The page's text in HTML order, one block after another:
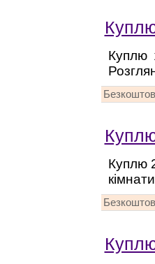
Куплю
Куплю